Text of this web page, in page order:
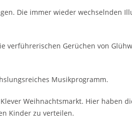
Die immer wieder wechselnden
verführerischen Gerüchen von
Musikprogramm.
Weihnachtsmarkt. Hier haben
Kinder zu verteilen.